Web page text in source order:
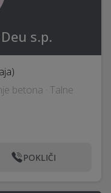
s.p.
betona · Talne
POKLIČI